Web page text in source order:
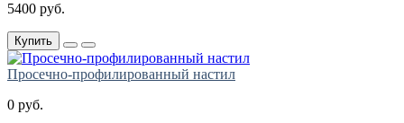
5400 руб.
Купить
Просечно-профилированный настил
0 руб.